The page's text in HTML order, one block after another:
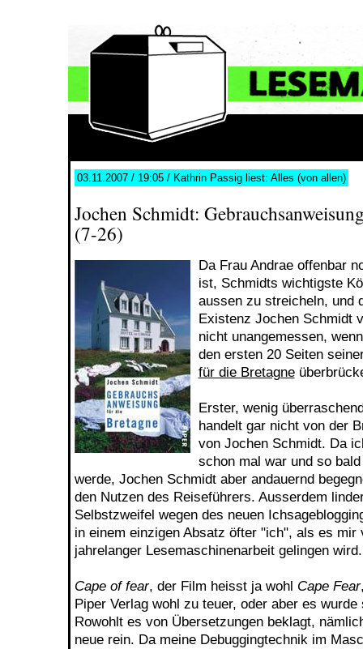
03.11.2007 / 19:05 / Kathrin Passig liest: Alles (von allen)
Jochen Schmidt:
(7-26)
Da Frau Andrae offenbar
ist, Schmidts wichtigste
aussen zu streicheln, und
Existenz Jochen Schmidt
nicht unangemessen,
den ersten 20 Seiten
für die Bretagne
Erster, wenig
handelt gar nicht von der
von Jochen Schmidt. Da
schon mal war und so
werde, Jochen Schmidt aber andauernd
den Nutzen des Reiseführers. Ausserdem
Selbstzweifel wegen des neuen
in einem einzigen Absatz öfter "ich", als es mir
jahrelanger Lesemaschinenarbeit gelingen wird.
Cape of fear, der Film heisst ja wohl Cape Fear
Piper Verlag wohl zu teuer, oder aber es
Rowohlt es von Übersetzungen beklagt,
neue rein. Da meine Debuggingtechnik im